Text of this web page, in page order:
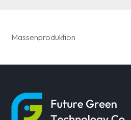
Massenproduktion